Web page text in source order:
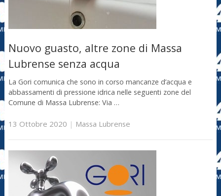
Nuovo guasto, altre zone di Massa
Lubrense senza acqua
La Gori comunica che sono in corso mancanze d’acqua e
abbassamenti di pressione idrica nelle seguenti zone del
Comune di Massa Lubrense: Via …
13 Ottobre 2020 | Massa Lubrense